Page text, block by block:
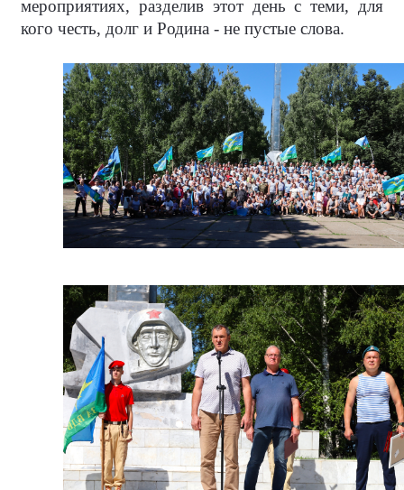
мероприятиях, разделив этот день с теми, для
кого честь, долг и Родина - не пустые слова.